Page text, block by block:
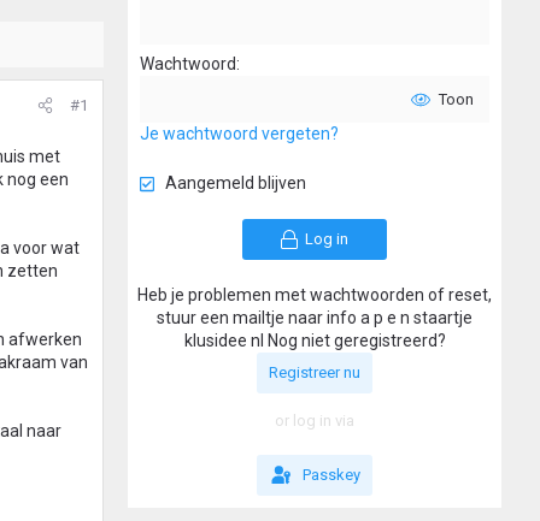
#1
met
nog een
voor wat
zetten
afwerken
van
naar
Wachtwoord
Toon
Je wachtwoord vergeten?
Aangemeld blijven
Log in
Heb je problemen met wachtwoorden of reset,
stuur een mailtje naar info a p e n staartje
klusidee nl Nog niet geregistreerd?
Registreer nu
or log in via
Passkey